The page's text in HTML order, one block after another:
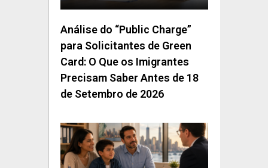
Análise do “Public Charge”
para Solicitantes de Green
Card: O Que os Imigrantes
Precisam Saber Antes de 18
de Setembro de 2026